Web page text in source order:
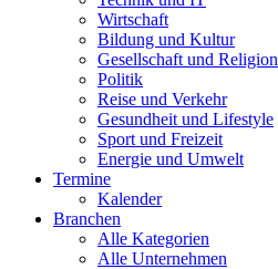
Wirtschaft
Bildung und Kultur
Gesellschaft und Religion
Politik
Reise und Verkehr
Gesundheit und Lifestyle
Sport und Freizeit
Energie und Umwelt
Termine
Kalender
Branchen
Alle Kategorien
Alle Unternehmen